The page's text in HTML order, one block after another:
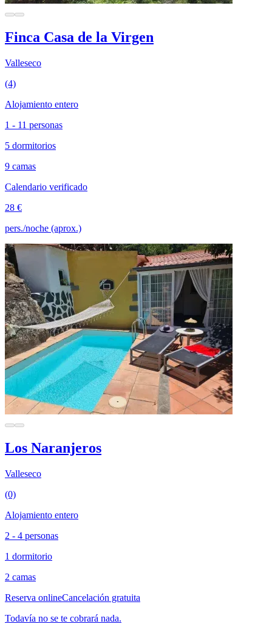
Finca Casa de la Virgen
Valleseco
(4)
Alojamiento entero
1 - 11 personas
5 dormitorios
9 camas
Calendario verificado
28 €
pers./noche (aprox.)
Los Naranjeros
Valleseco
(0)
Alojamiento entero
2 - 4 personas
1 dormitorio
2 camas
Reserva onlineCancelación gratuita
Todavía no se te cobrará nada.